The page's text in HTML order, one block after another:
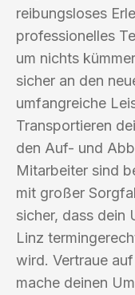
reibungsloses
professionelles
um nichts
sicher an den
umfangreiche
Transportieren
den Auf- und
Mitarbeiter sind
mit großer
sicher, dass dein
Linz
wird. Vertraue
mache deinen